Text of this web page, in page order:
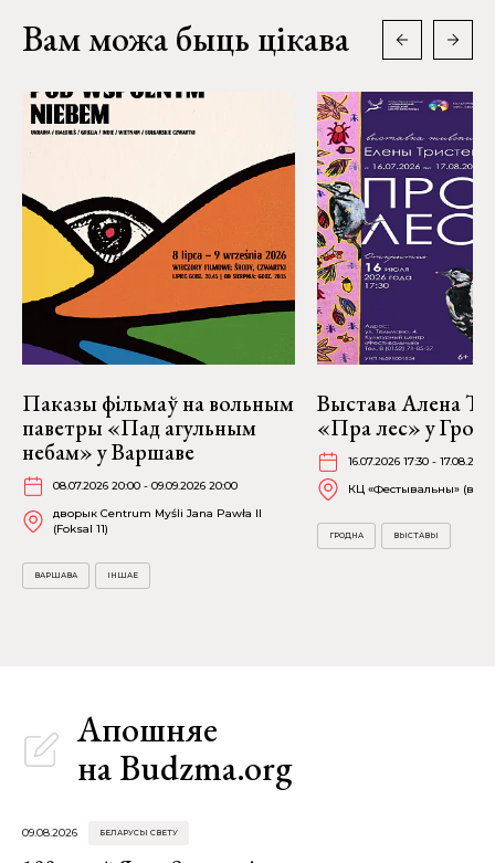
Вам можа быць цікава
Паказы фільмаў на вольным
паветры «Пад агульным
небам» у Варшаве
08.07.2026 20:00 - 09.09.2026 20:00
дворык Centrum Myśli Jana Pawła II
(Foksal 11)
ВАРШАВА ІНШАЕ
Выстава Алена
«Пра лес» у
16.07.2026 17:30 - 17.08.2026
КЦ «Фестывальны» (вул.
ГРОДНА ВЫСТАВЫ
Апошняе
на Budzma.org
09.08.2026 БЕЛАРУСЫ СВЕТУ